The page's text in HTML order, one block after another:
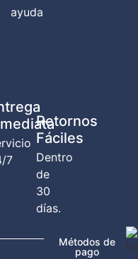
7
Retornos
Fáciles
Dentro
de
30
días.
ayuda
Métodos de
pago